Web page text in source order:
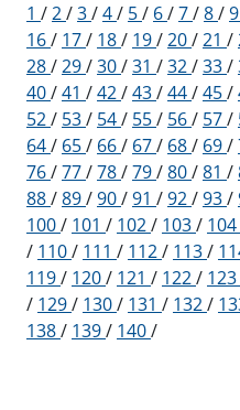
1 /2/3/4/ 5/ 6/7/8/9
16/ 17/ 18/ 19/20/21 /
28/29/30/31 /32/33/
40/41 /42/43/44/45/
52/ 53/ 54/ 55/ 56/ 57/
64/ 65/ 66/ 67/ 68/ 69/
76/77/78/79/80/81 /
88/89/90/91 /92/93/
100/ 101 / 102/ 103/ 104
/ 110/ 111 / 112/ 113/
119/ 120/ 121 / 122/ 123
/ 129/ 130/ 131 / 132/
138/ 139/ 140/